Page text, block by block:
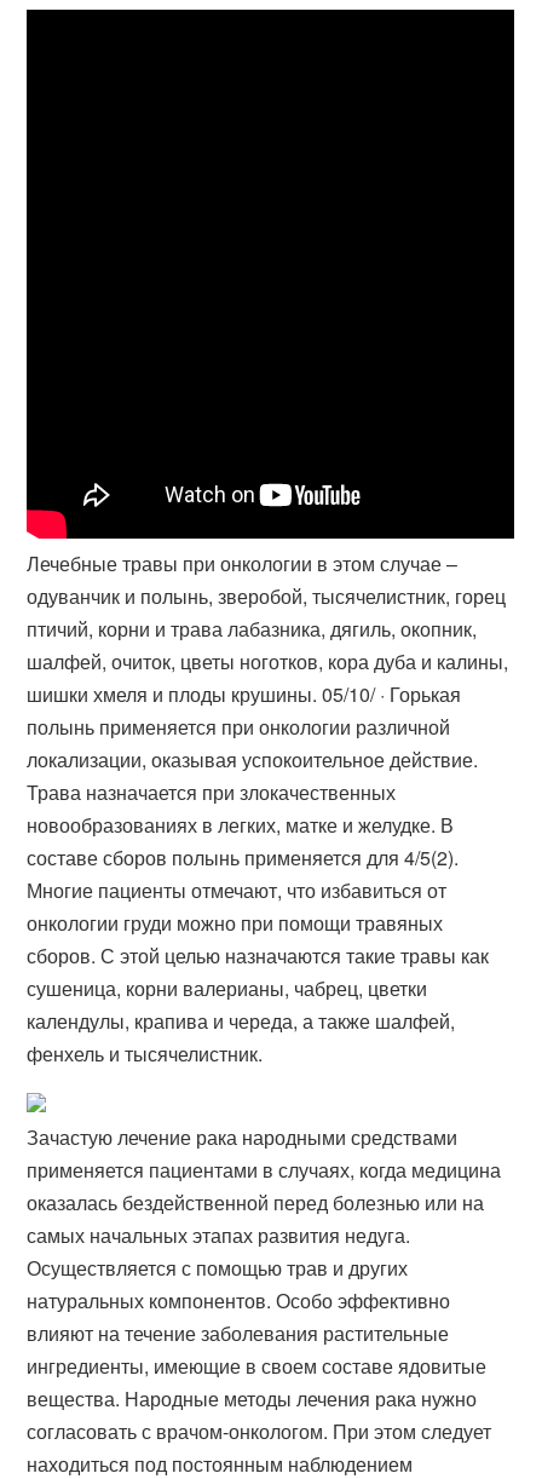
Лечебные травы при онкологии в этом случае –
одуванчик и полынь, зверобой, тысячелистник, горец
птичий, корни и трава лабазника, дягиль, окопник,
шалфей, очиток, цветы ноготков, кора дуба и калины,
шишки хмеля и плоды крушины. 05/10/ · Горькая
полынь применяется при онкологии различной
локализации, оказывая успокоительное действие.
Трава назначается при злокачественных
новообразованиях в легких, матке и желудке. В
составе сборов полынь применяется для 4/5(2).
Многие пациенты отмечают, что избавиться от
онкологии груди можно при помощи травяных
сборов. С этой целью назначаются такие травы как
сушеница, корни валерианы, чабрец, цветки
календулы, крапива и череда, а также шалфей,
фенхель и тысячелистник.
Зачастую лечение рака народными средствами
применяется пациентами в случаях, когда медицина
оказалась бездейственной перед болезнью или на
самых начальных этапах развития недуга.
Осуществляется с помощью трав и других
натуральных компонентов. Особо эффективно
влияют на течение заболевания растительные
ингредиенты, имеющие в своем составе ядовитые
вещества. Народные методы лечения рака нужно
согласовать с врачом-онкологом. При этом следует
находиться под постоянным наблюдением